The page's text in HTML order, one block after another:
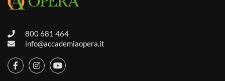
800 681 464
info@accademiaopera.it